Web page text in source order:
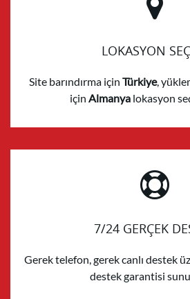
LOKASYON
Site barındırma için Türkiye,
için Almanyalokasyon
7/24 GERÇEK
Gerek telefon, gerek canlı destek
destek garantisi